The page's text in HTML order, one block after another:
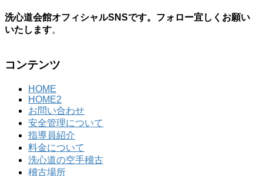
洗心道会館オフィシャルSNSです。フォロー宜しくお願い
いたします。
コンテンツ
HOME
HOME2
お問い合わせ
安全管理について
指導員紹介
料金について
洗心道の空手稽古
稽古場所